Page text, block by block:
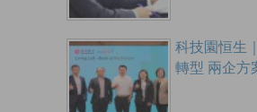
科技園恒生
轉型 兩企方